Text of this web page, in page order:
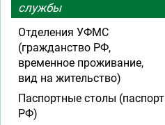
службы
Отделения УФМС
(гражданство РФ,
временное проживание,
вид на жительство)
Паспортные столы (паспорт
РФ)